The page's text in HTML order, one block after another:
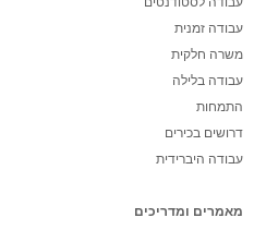
עבודה זמנית
משרה חלקית
עבודה בלילה
התמחות
דרושים בכירים
עבודה היברידית
מאמרים ומדריכים